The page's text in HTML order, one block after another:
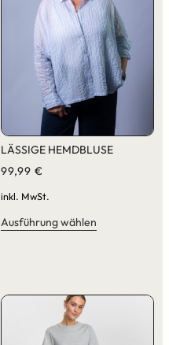
LÄSSIGE HEMDBLUSE
99,99 €
inkl. MwSt.
Ausführung wählen